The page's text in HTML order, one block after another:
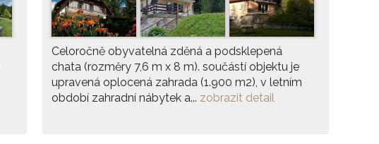
Celoročně obyvatelná zděná a podsklepená
chata (rozměry 7,6 m x 8 m). součástí objektu je
upravená oplocená zahrada (1.900 m2), v letním
období zahradní nábytek a... zobrazit detail